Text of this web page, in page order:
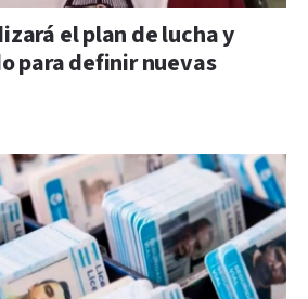
el plan de lucha y
para definir nuevas